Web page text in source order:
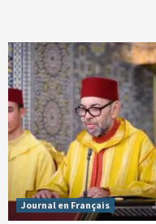
Journal en Français